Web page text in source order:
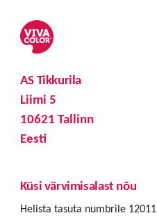
AS Tikkurila
Liimi 5
10621 Tallinn
Eesti
Küsi värvimisalast nõu
Helista tasuta numbrile 12011